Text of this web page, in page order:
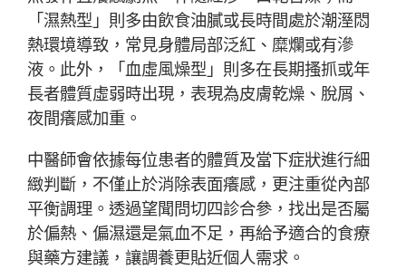
「濕熱型」則多由飲食油膩或長時間處於潮溼悶
熱環境導致，常見身體局部泛紅、糜爛或有滲
液。此外，「血虛風燥型」則多在長期搔抓或年
長者體質虛弱時出現，表現為皮膚乾燥、脫屑、
夜間癢感加重。
中醫師會依據每位患者的體質及當下症狀進行細
緻判斷，不僅止於消除表面癢感，更注重從內部
平衡調理。透過望聞問切四診合參，找出是否屬
於偏熱、偏濕還是氣血不足，再給予適合的食療
與藥方建議，讓調養更貼近個人需求。